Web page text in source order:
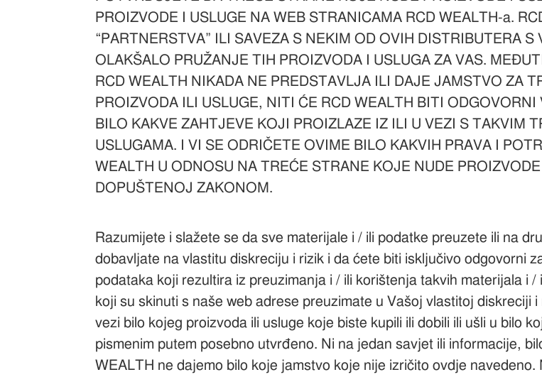
PROIZVODE I USLUGE NA WEB STRANICAMA RCD WEALTH-a.
“PARTNERSTVA” ILI SAVEZA S NEKIM OD OVIH DISTRIBUTERA
OLAKŠALO PRUŽANJE TIH PROIZVODA I USLUGA ZA VAS.
RCD WEALTH NIKADA NE PREDSTAVLJA ILI DAJE JAMSTVO ZA
PROIZVODA ILI USLUGE, NITI ĆE RCD WEALTH BITI
BILO KAKVE ZAHTJEVE KOJI PROIZLAZE IZ ILI U VEZI S TAKVIM
USLUGAMA. I VI SE ODRIČETE OVIME BILO KAKVIH PRAVA I
WEALTH U ODNOSU NA TREĆE STRANE KOJE NUDE
DOPUŠTENOJ ZAKONOM.
Razumijete i slažete se da sve materijale i / ili podatke preuzete ili na
dobavljate na vlastitu diskreciju i rizik i da ćete biti isključivo odgovorni
podataka koji rezultira iz preuzimanja i / ili korištenja takvih materijala i
koji su skinuti s naše web adrese preuzimate u Vašoj vlastitoj diskreciji
vezi bilo kojeg proizvoda ili usluge koje biste kupili ili dobili ili ušli u bilo
pismenim putem posebno utvrđeno. Ni na jedan savjet ili informacije,
WEALTH ne dajemo bilo koje jamstvo koje nije izričito ovdje